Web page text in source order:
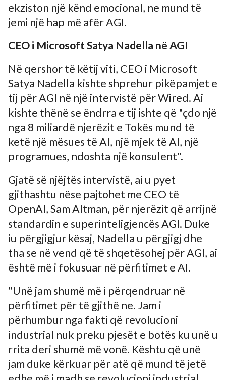
ekziston një kënd emocional, ne mund të
jemi një hap më afër AGI.
CEO i Microsoft Satya Nadella në AGI
Në qershor të këtij viti, CEO i Microsoft
Satya Nadella kishte shprehur pikëpamjet e
tij për AGI në një intervistë për Wired. Ai
kishte thënë se ëndrra e tij ishte që "çdo një
nga 8 miliardë njerëzit e Tokës mund të
ketë një mësues të AI, një mjek të AI, një
programues, ndoshta një konsulent".
Gjatë së njëjtës intervistë, ai u pyet
gjithashtu nëse pajtohet me CEO të
OpenAI, Sam Altman, për njerëzit që arrijnë
standardin e superinteligjencës AGI. Duke
iu përgjigjur kësaj, Nadella u përgjigj dhe
tha se në vend që të shqetësohej për AGI, ai
është më i fokusuar në përfitimet e AI.
"Unë jam shumë më i përqendruar në
përfitimet për të gjithë ne. Jam i
përhumbur nga fakti që revolucioni
industrial nuk preku pjesët e botës ku unë u
rrita deri shumë më vonë. Kështu që unë
jam duke kërkuar për atë që mund të jetë